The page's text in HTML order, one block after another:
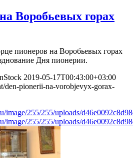
Воробьевых горах
пионеров на Воробьевых горах
Дня пионерии.
2019-05-17T00:43:00+03:00
den-pionerii-na-vorobjevyx-gorax-
image/255/255/uploads/
image/255/255/uploads/